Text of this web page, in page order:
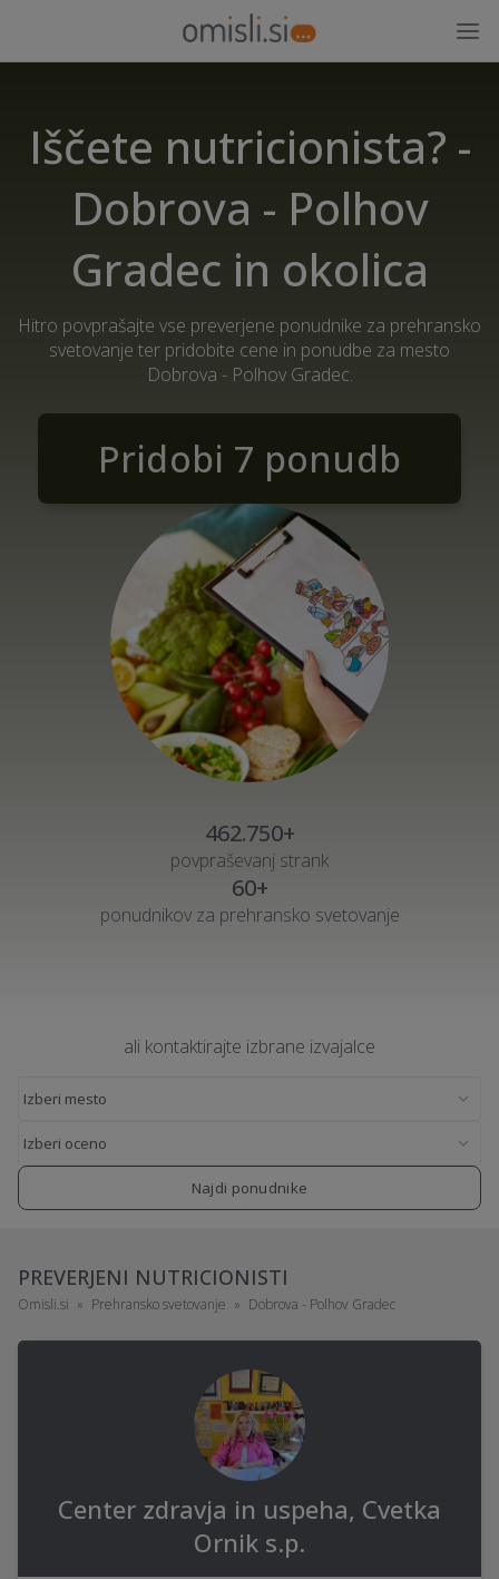
Iščete nutricionista? -
Dobrova - Polhov
Gradec in okolica
Hitro povprašajte vse preverjene ponudnike za prehransko
svetovanje ter pridobite cene in ponudbe za mesto
Dobrova - Polhov Gradec.
Pridobi 7 ponudb
462.750+
povpraševanj strank
60+
ponudnikov za prehransko svetovanje
ali kontaktirajte izbrane izvajalce
Najdi ponudnike
PREVERJENI NUTRICIONISTI
Omisli.si Prehransko svetovanje Dobrova - Polhov Gradec
Center zdravja in uspeha, Cvetka
Ornik s.p.